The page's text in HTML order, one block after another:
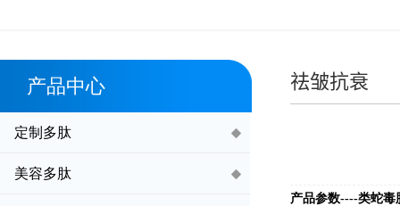
产品中心
定制多肽
美容多肽
祛皱抗衰
产品参数----类蛇毒